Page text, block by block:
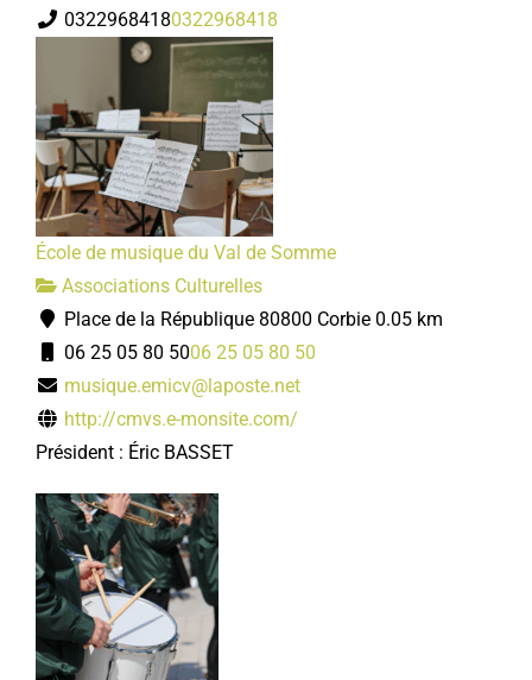
03229684180322968418
École de musique du Val de Somme
Associations Culturelles
Place de la République 80800 Corbie 0.05 km
06 25 05 80 5006 25 05 80 50
musique.emicv@laposte.net
http://cmvs.e-monsite.com/
Président : Éric BASSET